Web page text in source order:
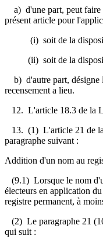
a) d'une part, peut faire
présent article pour
(i) soit de la
(ii) soit de la
b) d'autre part, désigne
recensement a lieu.
12. L'article 18.3 de la
13. (1) L'article 21 de
paragraphe suivant :
Addition d'un nom au
(9.1) Lorsque le nom
électeurs en application
registre permanent, à
(2) Le paragraphe 21
qui suit :